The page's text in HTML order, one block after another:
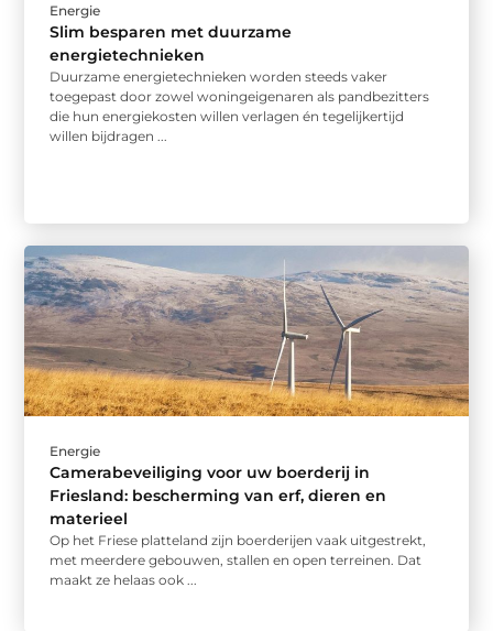
Energie
Slim besparen met duurzame
energietechnieken
Duurzame energietechnieken worden steeds vaker
toegepast door zowel woningeigenaren als pandbezitters
die hun energiekosten willen verlagen én tegelijkertijd
willen bijdragen ...
Energie
Camerabeveiliging voor uw boerderij in
Friesland: bescherming van erf, dieren en
materieel
Op het Friese platteland zijn boerderijen vaak uitgestrekt,
met meerdere gebouwen, stallen en open terreinen. Dat
maakt ze helaas ook ...